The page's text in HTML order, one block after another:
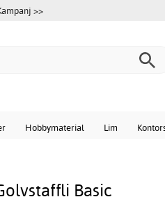
>>
Hobbymaterial Lim
Basic